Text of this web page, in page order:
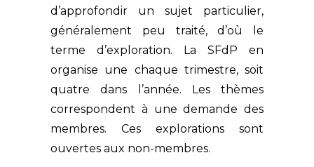
d’approfondir un sujet particulier,
généralement peu traité, d’où le
terme d’exploration. La SFdP en
organise une chaque trimestre, soit
quatre dans l’année. Les thèmes
correspondent à une demande des
membres. Ces explorations sont
ouvertes aux non-membres.